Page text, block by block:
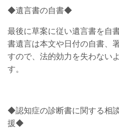
◆遺言書の自書◆
最後に草案に従い遺言書を自
書遺言は本文や日付の自書、
すので、法的効力を失わない
す。
◆認知症の診断書に関する相
援◆